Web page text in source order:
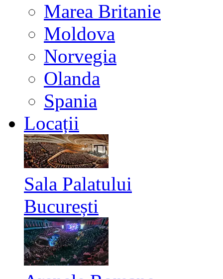
Marea Britanie
Moldova
Norvegia
Olanda
Spania
Locații
Sala Palatului
București